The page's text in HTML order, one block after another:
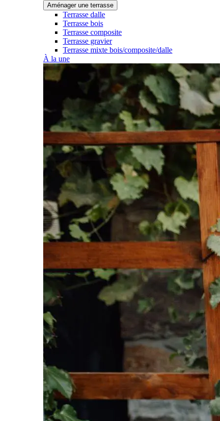
Aménager une terrasse
Terrasse dalle
Terrasse bois
Terrasse composite
Terrasse gravier
Terrasse mixte bois/composite/dalle
À la une